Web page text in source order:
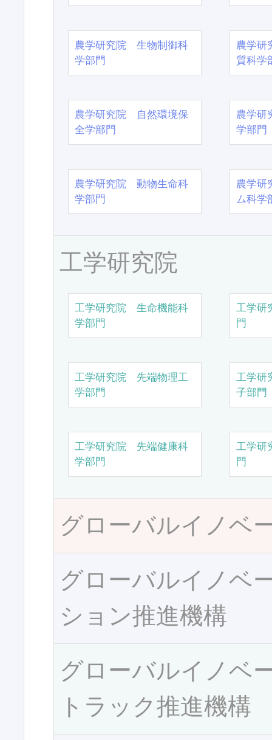
農学研究院 生物制御科
学部門
農学
質科学
農学研究院 自然環境保
全学部門
農学
学部門
農学研究院 動物生命科
学部門
農学
ム科学
工学研究院
工学研究院 生命機能科
学部門
工学研
門
工学研究院 先端物理工
学部門
工学研
子部門
工学研究院 先端健康科
学部門
工学研
門
グローバルイノベ
グローバルイノベ
ション推進機構
グローバルイノベ
トラック推進機構